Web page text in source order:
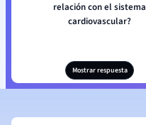
relación con el sistema
cardiovascular?
Mostrar respuesta